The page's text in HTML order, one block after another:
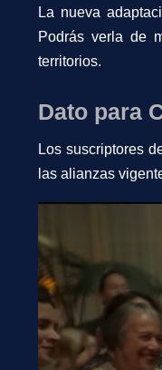
La nueva
Podrás verla de
territorios.
Dato para
Los suscriptores
las alianzas